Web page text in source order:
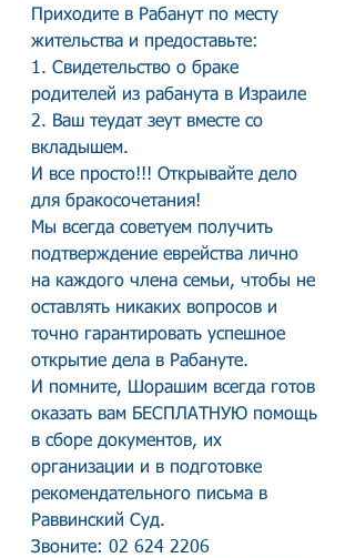
Приходите в Рабанут по месту
жительства и предоставьте:
1. Свидетельство о браке
родителей из рабанута в Израиле
2. Ваш теудат зеут вместе со
вкладышем.
И все просто!!! Открывайте дело
для бракосочетания!
Мы всегда советуем получить
подтверждение еврейства лично
на каждого члена семьи, чтобы не
оставлять никаких вопросов и
точно гарантировать успешное
открытие дела в Рабануте.
И помните, Шорашим всегда готов
оказать вам БЕСПЛАТНУЮ помощь
в сборе документов, их
организации и в подготовке
рекомендательного письма в
Раввинский Суд.
Звоните: 02 624 2206